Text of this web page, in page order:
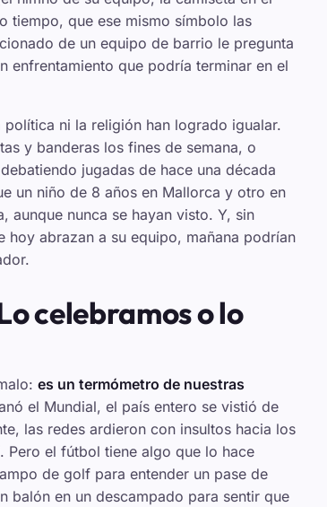
tiempo, que ese mismo símbolo las
de un equipo de barrio le pregunta
enfrentamiento que podría terminar en el
política ni la religión han logrado igualar.
y banderas los fines de semana, o
jugadas de hace una década
un niño de 8 años en Mallorca y otro en
aunque nunca se hayan visto. Y, sin
hoy abrazan a su equipo, mañana podrían
celebramos o lo
es un termómetro de nuestras
el Mundial, el país entero se vistió de
las redes ardieron con insultos hacia los
Pero el fútbol tiene algo que lo hace
de golf para entender un pase de
balón en un descampado para sentir que